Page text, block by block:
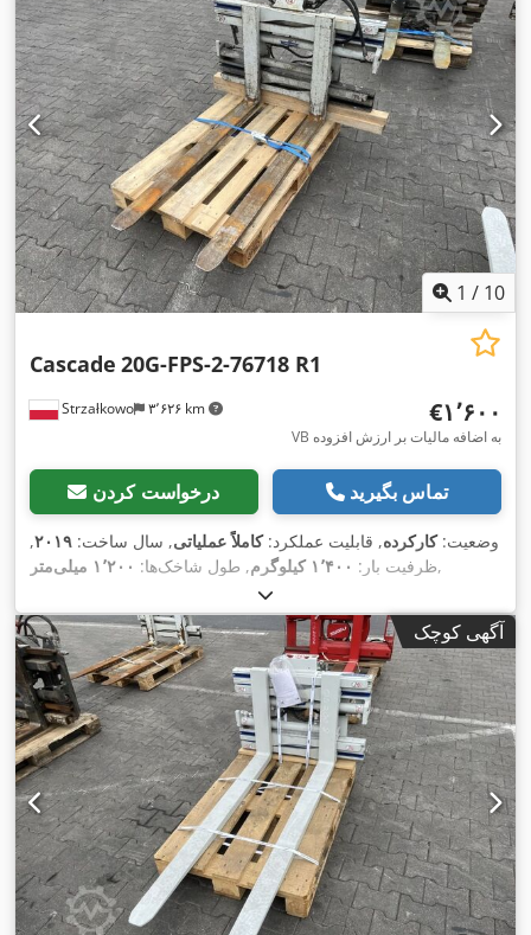
1 / 10
Strzałkowo ۳٬۶۲۶ km
Cascade 20G-FPS-2-76718 R1
‎€۱٬۶۰۰
VB به اضافه مالیات بر ارزش افزوده
درخواست کردن تماس بگیرید
وضعیت:کارکرده, قابلیت عملکرد:کاملاً عملیاتی, سال ساخت: ۲۰۱۹,
ظرفیت بار: ۱٬۴۰۰ کیلوگرم , طول شاخک‌ها: ۱٬۲۰۰ میلی‌متر ,
آگهی کوچک